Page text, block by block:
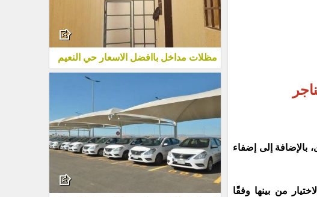
بالإضافة إلى إضفاء
من بينها وفقًا
مظلات مداخل باافضل الاسعار حي النعيم